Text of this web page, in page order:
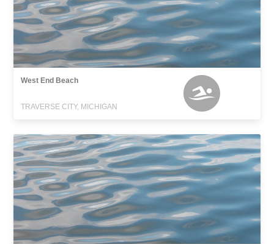
West End Beach
TRAVERSE CITY, MICHIGAN